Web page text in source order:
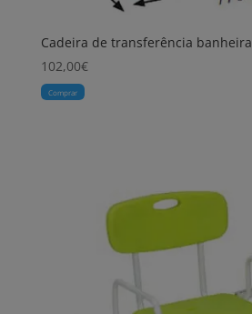
Cadeira de transferência banheira
102,00€
Comprar